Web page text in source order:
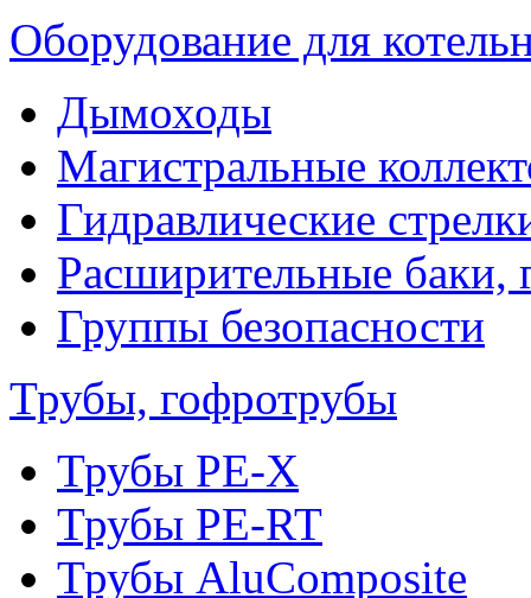
Оборудование для
Дымоходы
Магистральные
Гидравлические
Расширительные баки,
Группы безопасности
Трубы, гофротрубы
Трубы PE-X
Трубы PE-RT
Трубы AluComposite